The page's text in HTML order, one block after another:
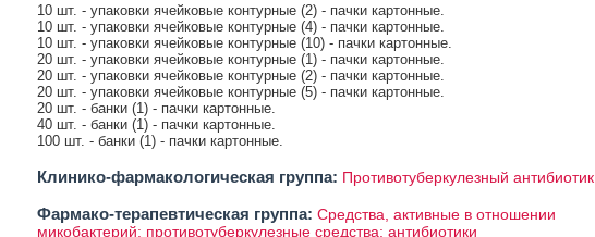
10 шт. - упаковки ячейковые контурные (2) - пачки картонные.
10 шт. - упаковки ячейковые контурные (4) - пачки картонные.
10 шт. - упаковки ячейковые контурные (10) - пачки картонные.
20 шт. - упаковки ячейковые контурные (1) - пачки картонные.
20 шт. - упаковки ячейковые контурные (2) - пачки картонные.
20 шт. - упаковки ячейковые контурные (5) - пачки картонные.
20 шт. - банки (1) - пачки картонные.
40 шт. - банки (1) - пачки картонные.
100 шт. - банки (1) - пачки картонные.
Клинико-фармакологическая группа: Противотуберкулезный антибиотик
Фармако-терапевтическая группа: Средства, активные в отношении
микобактерий; противотуберкулезные средства; антибиотики